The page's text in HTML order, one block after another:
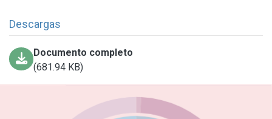
Descargas
Documento completo
(681.94 KB)